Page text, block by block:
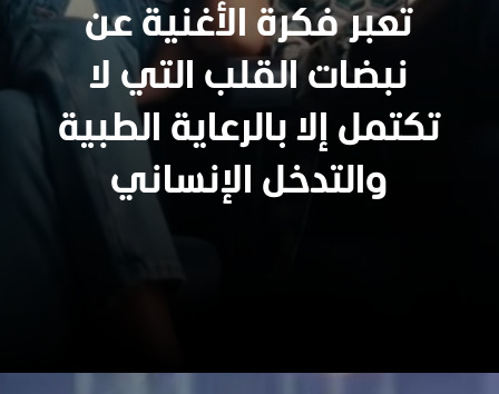
تعبر فكرة الأغنية عن
نبضات القلب التي لا
تكتمل إلا بالرعاية الطبية
والتدخل الإنساني
سنجدهــم كلهـم
وسيعاقبون جميعا